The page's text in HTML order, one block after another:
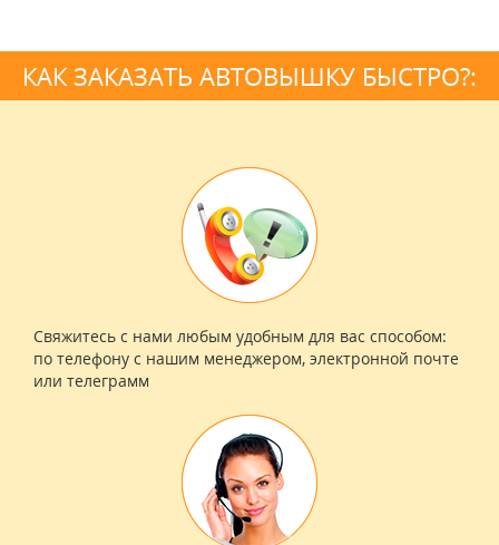
КАК ЗАКАЗАТЬ АВТОВЫШКУ БЫСТРО?:
Свяжитесь с нами любым удобным для вас способом:
по телефону с нашим менеджером, электронной почте
или телеграмм